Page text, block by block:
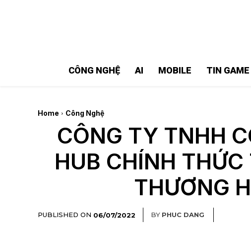
CÔNG NGHỆ AI MOBILE TIN GAME
Home Công Nghệ
CÔNG TY TNHH
HUB CHÍNH
THƯƠNG
PUBLISHED ON 06/07/2022 BY PHUC DANG